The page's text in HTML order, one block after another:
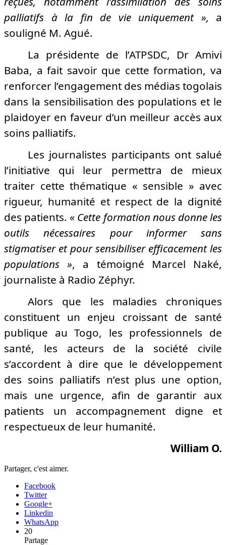
palliatifs à la fin de vie uniquement», a
souligné M. Agué.
La présidente de l’ATPSDC, Dr Amivi
Baba, a fait savoir que cette formation, va
renforcer l’engagement des médias togolais
dans la sensibilisation des populations et le
plaidoyer en faveur d’un meilleur accès aux
soins palliatifs.
Les journalistes participants ont salué
l’initiative qui leur permettra de mieux
traiter cette thématique « sensible » avec
rigueur, humanité et respect de la dignité
des patients. « Cette formation nous donne les
outils nécessaires pour informer sans
stigmatiser et pour sensibiliser efficacement les
populations », a témoigné Marcel Naké,
journaliste à Radio Zéphyr.
Alors que les maladies chroniques
constituent un enjeu croissant de santé
publique au Togo, les professionnels de
santé, les acteurs de la société civile
s’accordent à dire que le développement
des soins palliatifs n’est plus une option,
mais une urgence, afin de garantir aux
patients un accompagnement digne et
respectueux de leur humanité.
William O.
Partager, c'est aimer.
Facebook
Twitter
Google+
Linkedin
WhatsApp
20
Partage